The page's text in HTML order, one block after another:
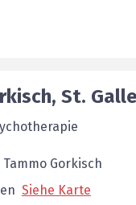
, St.
Gorkisch
Siehe Karte